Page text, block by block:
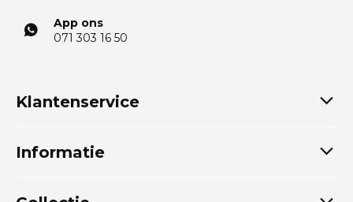
App ons
071 303 16 50
Klantenservice
Informatie